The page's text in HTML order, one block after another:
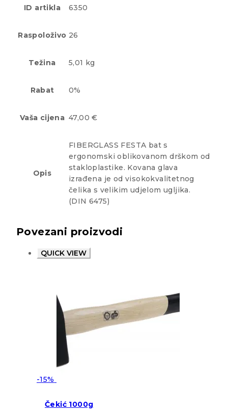
ID artikla 6350
Raspoloživo 26
Težina 5,01 kg
Rabat 0%
Vaša cijena 47,00 €
Opis
FIBERGLASS FESTA bat s
ergonomski oblikovanom drškom od
stakloplastike. Kovana glava
izrađena je od visokokvalitetnog
čelika s velikim udjelom ugljika.
(DIN 6475)
Povezani proizvodi
QUICK VIEW
-15%
Čekić 1000g